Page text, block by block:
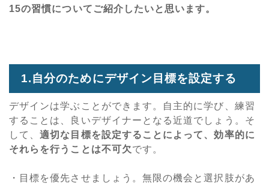
15の習慣についてご紹介したいと思います。
1.自分のためにデザイン目標を設定する
デザインは学ぶことができます。自主的に学び、練習
することは、良いデザイナーとなる近道でしょう。そ
して、適切な目標を設定することによって、効率的に
それらを行うことは不可欠です。
・目標を優先させましょう。無限の機会と選択肢があ